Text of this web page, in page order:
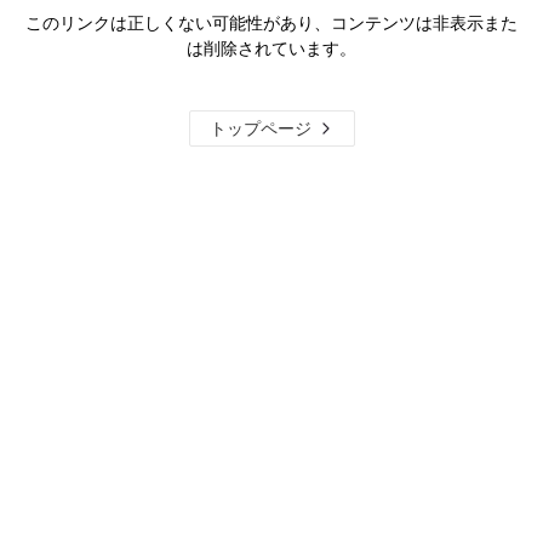
このリンクは正しくない可能性があり、コンテンツは非表示また
は削除されています。
トップページ